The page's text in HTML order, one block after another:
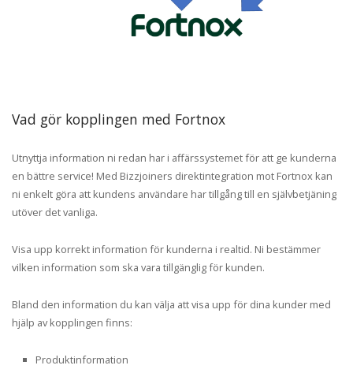
Vad gör kopplingen med Fortnox
Utnyttja information ni redan har i affärssystemet för att ge kunderna
en bättre service! Med Bizzjoiners direktintegration mot Fortnox kan
ni enkelt göra att kundens användare har tillgång till en självbetjäning
utöver det vanliga.
Visa upp korrekt information för kunderna i realtid. Ni bestämmer
vilken information som ska vara tillgänglig för kunden.
Bland den information du kan välja att visa upp för dina kunder med
hjälp av kopplingen finns:
Produktinformation